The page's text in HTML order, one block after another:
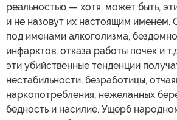
реальностью — хотя, может быть,
и не назовут их настоящим именем.
под именами алкоголизма,
инфарктов, отказа работы почек и
эти убийственные тенденции
нестабильности, безработицы,
наркопотребления, нежеланных
бедность и насилие. Ущерб